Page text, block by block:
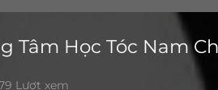
Tâm Học Tóc Nam
Lượt xem